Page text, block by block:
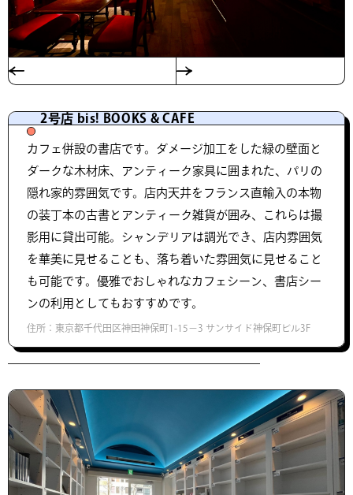
2号店 bis! BOOKS & CAFE
カフェ併設の書店です。ダメージ加工をした緑の壁面と
ダークな木材床、アンティーク家具に囲まれた、パリの
隠れ家的雰囲気です。店内天井をフランス直輸入の本物
の装丁本の古書とアンティーク雑貨が囲み、これらは撮
影用に貸出可能。シャンデリアは調光でき、店内雰囲気
を華美に見せることも、落ち着いた雰囲気に見せること
も可能です。優雅でおしゃれなカフェシーン、書店シー
ンの利用としてもおすすめです。
住所：東京都千代田区神田神保町1-15−3 サンサイド神保町ビル3F